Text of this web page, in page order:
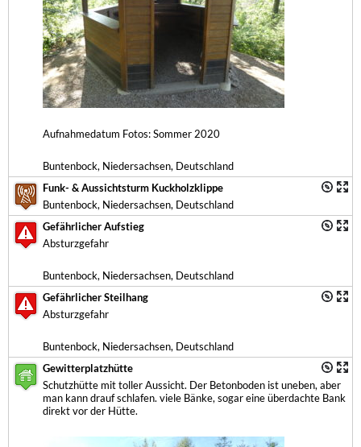
Aufnahmedatum Fotos: Sommer 2020
Buntenbock, Niedersachsen, Deutschland
Funk- & Aussichtsturm Kuckholzklippe
Buntenbock, Niedersachsen, Deutschland
Gefährlicher Aufstieg
Absturzgefahr
Buntenbock, Niedersachsen, Deutschland
Gefährlicher Steilhang
Absturzgefahr
Buntenbock, Niedersachsen, Deutschland
Gewitterplatzhütte
Schutzhütte mit toller Aussicht. Der Betonboden ist uneben, aber
man kann drauf schlafen. viele Bänke, sogar eine überdachte Bank
direkt vor der Hütte.